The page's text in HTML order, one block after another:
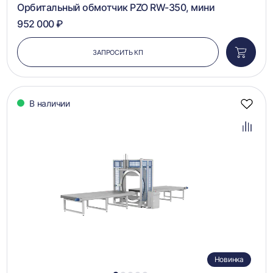
Орбитальный обмотчик PZO RW-350, мини
952 000 ₽
ЗАПРОСИТЬ КП
в
В наличии
Новинка